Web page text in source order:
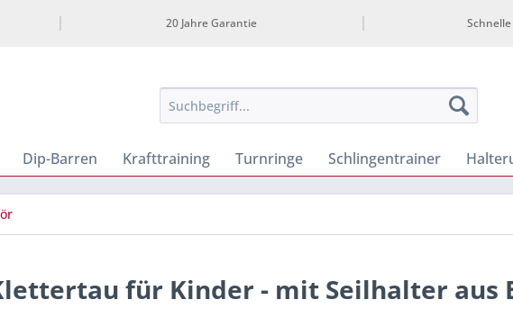
20 Jahre Garantie
Dip-Barren Krafttraining Turnringe Schlingentrainer
für Kinder - mit Seilhalter aus